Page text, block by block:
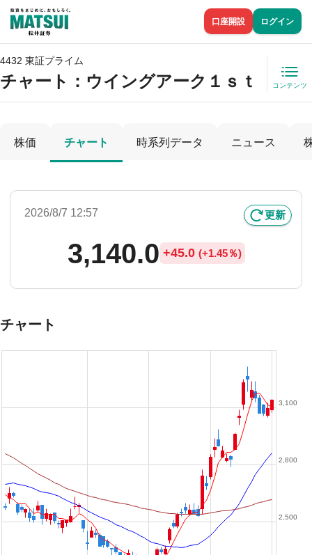
口座開設 ログイン
4432 東証プライム
チャート： ウイングアーク１ｓｔ コンテンツ
株価 チャート 時系列データ ニュース
2026/8/7 12:57 更新
3,140.0 +45.0 (+1.45％)
チャート
2,500
2,800
3,100